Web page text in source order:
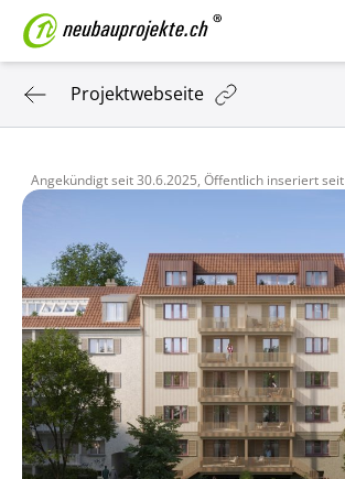
Projektwebseite
Angekündigt seit30.6.2025, Öffentlich inseriert seit